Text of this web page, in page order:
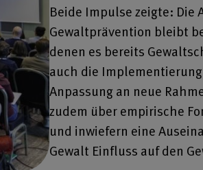
Beide Impulse zeigte: Die
Gewaltprävention bleibt
denen es bereits
auch die
Anpassung an neue
zudem über empirische
und inwiefern eine
Gewalt Einfluss auf den